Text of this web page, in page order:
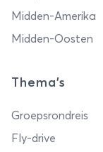
Midden-Amerika
Midden-Oosten
Thema's
Groepsrondreis
Fly-drive